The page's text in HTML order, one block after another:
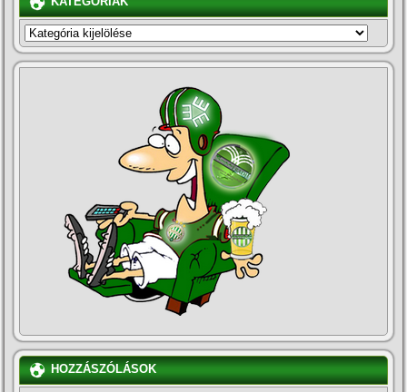
KATEGÓRIÁK
HOZZÁSZÓLÁSOK